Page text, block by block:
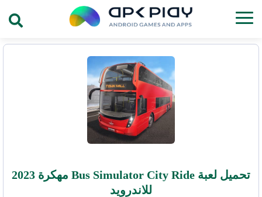
تحميل لعبة Bus Simulator City Ride مهكرة 2023
للاندرويد